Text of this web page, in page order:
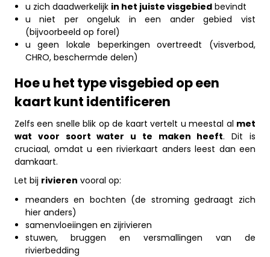
u zich daadwerkelijk in het juiste visgebiedbevindt
u niet per ongeluk in een ander gebied vist
(bijvoorbeeld op forel)
u geen lokale beperkingen overtreedt (visverbod,
CHRO, beschermde delen)
Hoe u het type visgebied op een
kaart kunt identificeren
Zelfs een snelle blik op de kaart vertelt u meestal al met
wat voor soort water u te maken heeft. Dit is
cruciaal, omdat u een rivierkaart anders leest dan een
damkaart.
Let bij rivieren vooral op:
meanders en bochten (de stroming gedraagt zich
hier anders)
samenvloeiingen en zijrivieren
stuwen, bruggen en versmallingen van de
rivierbedding